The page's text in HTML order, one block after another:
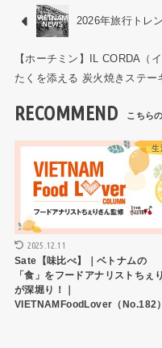
2026年旅行トレ
【ホーチミン】IL CORDA（
たくを添える 炭火焼きステー
RECOMMEND
生
2025.12.11
Sate【味比べ】｜ベトナムの
「食」をフードアナリストちぇり
が深堀り！｜
VIETNAMFoodLover（No.182）